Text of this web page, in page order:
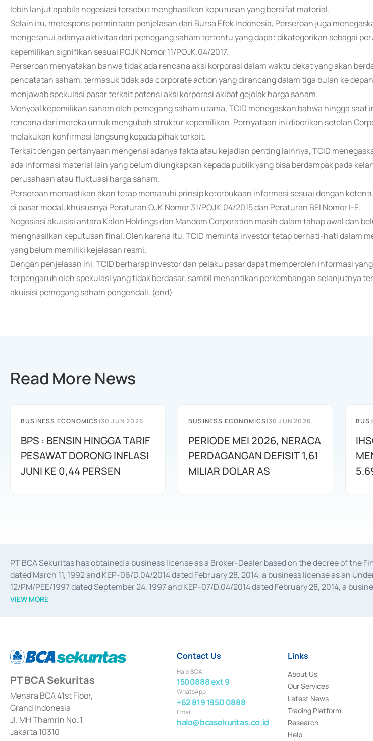
lebih lanjut apabila negosiasi tersebut menghasilkan keputusan yang bersifat material.
Selain itu, merespons permintaan penjelasan dari Bursa Efek Indonesia, Perseroan juga
mengetahui adanya aktivitas dari pemegang saham tertentu yang dapat dikategorikan sebagai
kepemilikan signifikan sesuai POJK Nomor 11/POJK.04/2017.
Perseroan menyatakan bahwa tidak ada rencana aksi korporasi dalam waktu dekat yang akan
pencatatan saham, termasuk tidak ada corporate action yang dirancang dalam tiga bulan ke
menjawab spekulasi pasar terkait potensi aksi korporasi akibat gejolak harga saham.
Menyoal kepemilikan saham oleh pemegang saham utama, TCID menegaskan bahwa hingga saat
rencana dari mereka untuk mengubah struktur kepemilikan. Pernyataan ini diberikan setelah
melakukan konfirmasi langsung kepada pihak terkait.
Terkait dengan pertanyaan mengenai adanya fakta atau kejadian penting lainnya, TCID
ada informasi material lain yang belum diungkapkan kepada publik yang bisa berdampak pada
perusahaan atau fluktuasi harga saham.
Perseroan memastikan akan tetap mematuhi prinsip keterbukaan informasi sesuai dengan
di pasar modal, khususnya Peraturan OJK Nomor 31/POJK.04/2015 dan Peraturan BEI Nomor I-E.
Negosiasi akuisisi antara Kalon Holdings dan Mandom Corporation masih dalam tahap awal dan
menghasilkan keputusan final. Oleh karena itu, TCID meminta investor tetap berhati-hati dalam
yang belum memiliki kejelasan resmi.
Dengan penjelasan ini, TCID berharap investor dan pelaku pasar dapat memperoleh informasi
terpengaruh oleh spekulasi yang tidak berdasar, sambil menantikan perkembangan selanjutnya
akuisisi pemegang saham pengendali. (end)
Read More News
BUSINESS ECONOMICS|30 JUN 2026
BPS : BENSIN HINGGA TARIF
PESAWAT DORONG INFLASI
JUNI KE 0,44 PERSEN
BUSINESS ECONOMICS|30 JUN 2026
PERIODE MEI 2026, NERACA
PERDAGANGAN DEFISIT 1,61
MILIAR DOLAR AS
PT BCA Sekuritas has obtained a business license as a Broker-Dealer based on the decree of the
dated March 11, 1992 and KEP-06/D.04/2014 dated February 28, 2014, a business license as an
12/PM/PEE/1997 dated September 24, 1997 and KEP-07/D.04/2014 dated February 28, 2014, a
divestments, and joint ventures based on the decree of the Financial Services Authority Number S-
Settlement of Commercial Paper Transactions whose license was issued in 2018.
VIEW MORE
PT BCA Sekuritas
Menara BCA 41st Floor,
Grand Indonesia
Jl. MH Thamrin No. 1
Jakarta 10310
Contact Us
Halo BCA
1500888 ext 9
WhatsApp
+62 819 1950 0888
Email
halo@bcasekuritas.co.id
Links
About Us
Our Services
Latest News
Trading Platform
Research
Help